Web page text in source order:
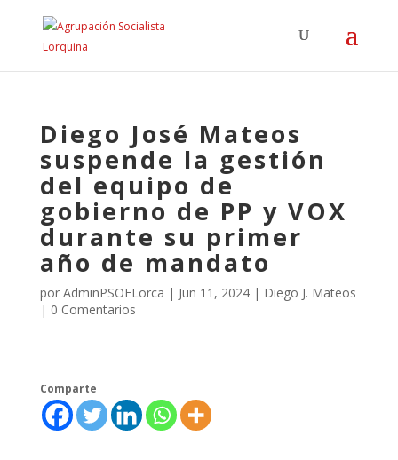
Diego José Mateos
suspende la gestión
del equipo de
gobierno de PP y VOX
durante su primer
año de mandato
por AdminPSOELorca | Jun 11, 2024| Diego J. Mateos
| 0 Comentarios
Comparte